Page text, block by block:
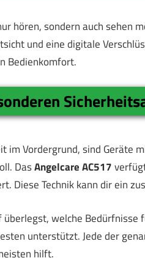
hören, sondern auch sehen
und eine digitale
Bedienkomfort.
im Vordergrund, sind Geräte
DasAngelcare AC517
Diese Technik kann dir ein
überlegst, welche
unterstützt. Jede der
hilft.